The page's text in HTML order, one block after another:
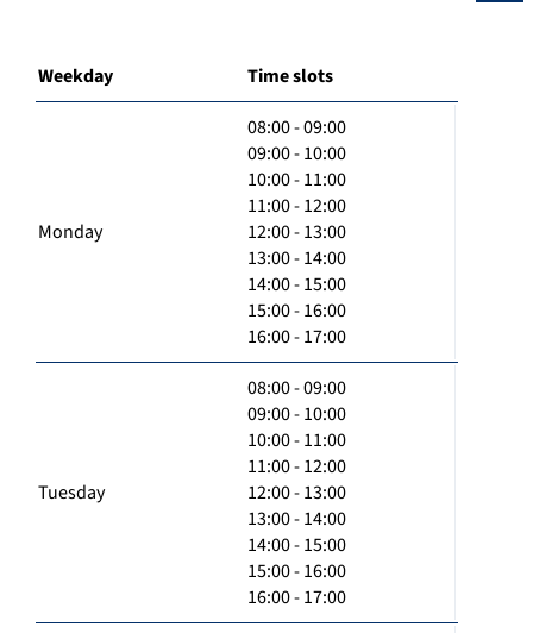
Weekday Time slots
Monday
08:00 - 09:00
09:00 - 10:00
10:00 - 11:00
11:00 - 12:00
12:00 - 13:00
13:00 - 14:00
14:00 - 15:00
15:00 - 16:00
16:00 - 17:00
Tuesday
08:00 - 09:00
09:00 - 10:00
10:00 - 11:00
11:00 - 12:00
12:00 - 13:00
13:00 - 14:00
14:00 - 15:00
15:00 - 16:00
16:00 - 17:00